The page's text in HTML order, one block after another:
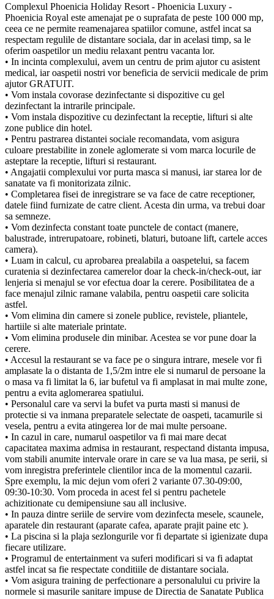
Complexul Phoenicia Holiday Resort - Phoenicia Luxury -
Phoenicia Royal este amenajat pe o suprafata de peste 100 000 mp,
ceea ce ne permite reamenajarea spatiilor comune, astfel incat sa
respectam regulile de distantare sociala, dar in acelasi timp, sa le
oferim oaspetilor un mediu relaxant pentru vacanta lor.
• In incinta complexului, avem un centru de prim ajutor cu asistent
medical, iar oaspetii nostri vor beneficia de servicii medicale de prim
ajutor GRATUIT.
• Vom instala covorase dezinfectante si dispozitive cu gel
dezinfectant la intrarile principale.
• Vom instala dispozitive cu dezinfectant la receptie, lifturi si alte
zone publice din hotel.
• Pentru pastrarea distantei sociale recomandata, vom asigura
culoare prestabilite in zonele aglomerate si vom marca locurile de
asteptare la receptie, lifturi si restaurant.
• Angajatii complexului vor purta masca si manusi, iar starea lor de
sanatate va fi monitorizata zilnic.
• Completarea fisei de inregistrare se va face de catre receptioner,
datele fiind furnizate de catre client. Acesta din urma, va trebui doar
sa semneze.
• Vom dezinfecta constant toate punctele de contact (manere,
balustrade, intrerupatoare, robineti, blaturi, butoane lift, cartele acces
camera).
• Luam in calcul, cu aprobarea prealabila a oaspetelui, sa facem
curatenia si dezinfectarea camerelor doar la check-in/check-out, iar
lenjeria si menajul se vor efectua doar la cerere. Posibilitatea de a
face menajul zilnic ramane valabila, pentru oaspetii care solicita
astfel.
• Vom elimina din camere si zonele publice, revistele, pliantele,
hartiile si alte materiale printate.
• Vom elimina produsele din minibar. Acestea se vor pune doar la
cerere.
• Accesul la restaurant se va face pe o singura intrare, mesele vor fi
amplasate la o distanta de 1,5/2m intre ele si numarul de persoane la
o masa va fi limitat la 6, iar bufetul va fi amplasat in mai multe zone,
pentru a evita aglomerarea spatiului.
• Personalul care va servi la bufet va purta masti si manusi de
protectie si va inmana preparatele selectate de oaspeti, tacamurile si
vesela, pentru a evita atingerea lor de mai multe persoane.
• In cazul in care, numarul oaspetilor va fi mai mare decat
capacitatea maxima admisa in restaurant, respectand distanta impusa,
vom stabili anumite intervale orare in care se va lua masa, pe serii, si
vom inregistra preferintele clientilor inca de la momentul cazarii.
Spre exemplu, la mic dejun vom oferi 2 variante 07.30-09:00,
09:30-10:30. Vom proceda in acest fel si pentru pachetele
achizitionate cu demipensiune sau all inclusive.
• In pauza dintre seriile de servire vom dezinfecta mesele, scaunele,
aparatele din restaurant (aparate cafea, aparate prajit paine etc ).
• La piscina si la plaja sezlongurile vor fi departate si igienizate dupa
fiecare utilizare.
• Programul de entertainment va suferi modificari si va fi adaptat
astfel incat sa fie respectate conditiile de distantare sociala.
• Vom asigura training de perfectionare a personalului cu privire la
normele si masurile sanitare impuse de Directia de Sanatate Publica